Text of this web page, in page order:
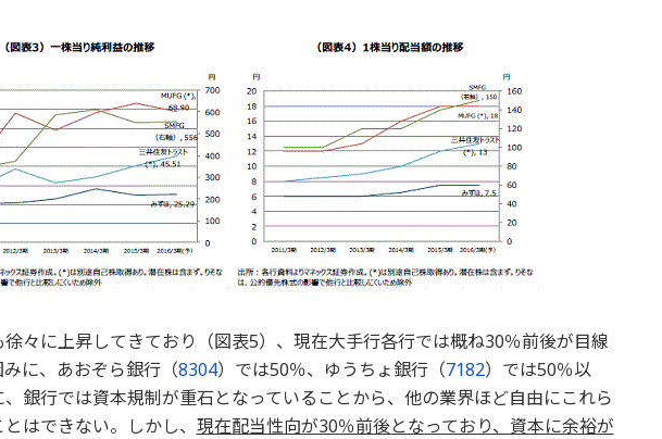
々に上昇してきており（図表5）、現在大手行各行では概ね30％前後が目線
に、あおぞら銀行（8304）では50％、ゆうちょ銀行（7182）では50％以
銀行では資本規制が重石となっていることから、他の業界ほど自由にこれら
はできない。しかし、 現在配当性向が30％前後となっており、資本に余裕が